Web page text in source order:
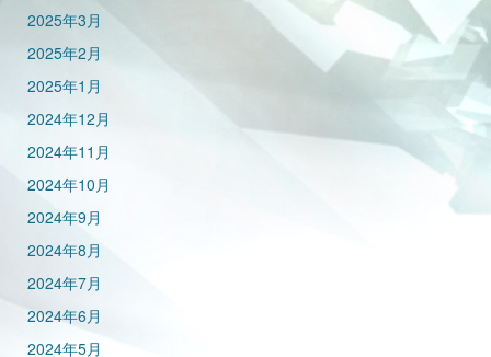
2025年3月
2025年2月
2025年1月
2024年12月
2024年11月
2024年10月
2024年9月
2024年8月
2024年7月
2024年6月
2024年5月